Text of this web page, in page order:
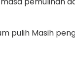
pulih Masih